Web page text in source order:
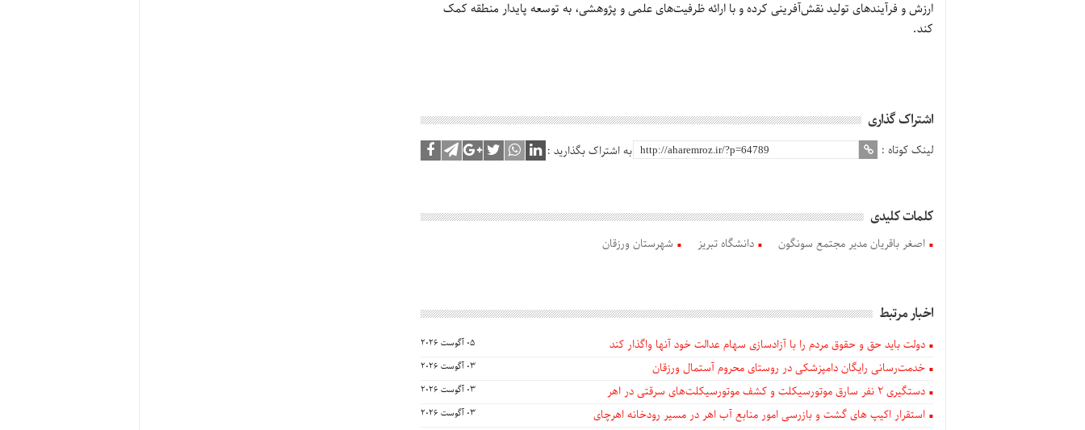
ارزش و فرآیندهای تولید نقش‌آفرینی کرده و با ارائه ظرفیت‌های علمی و پژوهشی، به توسعه پایدار منطقه کمک
کند.
اشتراک گذاری
لینک کوتاه : به اشتراک بگذارید :
کلمات کلیدی
اصغر باقریان مدیر مجتمع سونگون دانشگاه تبریز شهرستان ورزقان
اخبار مرتبط
دولت باید حق و حقوق مردم را با آزادسازی سهام عدالت خود آنها واگذار کند 05 آگوست 2026
خدمت‌رسانی رایگان دامپزشکی در روستای محروم آستمال ورزقان 03 آگوست 2026
دستگيری ۲ نفر سارق موتورسیکلت و کشف موتورسیکلت‌های سرقتی در اهر 03 آگوست 2026
استقرار اکیپ های گشت و بازرسی امور منابع آب اهر در مسیر رودخانه اهرچای 03 آگوست 2026